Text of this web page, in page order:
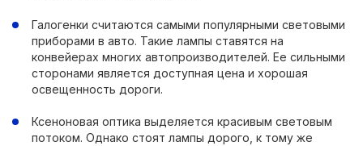
Галогенки считаются самыми популярными световыми
приборами в авто. Такие лампы ставятся на
конвейерах многих автопроизводителей. Ее сильными
сторонами является доступная цена и хорошая
освещенность дороги.
Ксеноновая оптика выделяется красивым световым
потоком. Однако стоят лампы дорого, к тому же